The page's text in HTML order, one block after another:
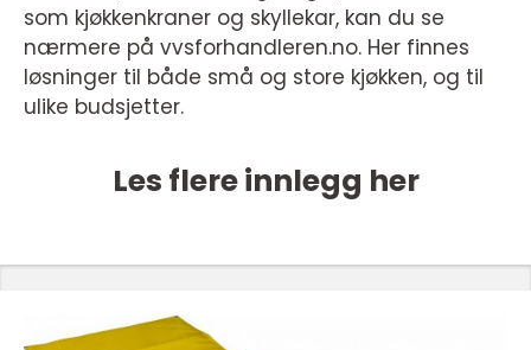
som kjøkkenkraner og skyllekar, kan du se
nærmere på vvsforhandleren.no. Her finnes
løsninger til både små og store kjøkken, og til
ulike budsjetter.
Les flere innlegg her